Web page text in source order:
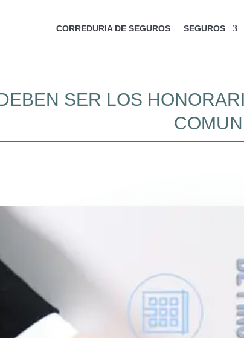
CORREDURIA DE SEGUROS SEGUROS
SER LOS